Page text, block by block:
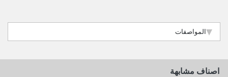
المواصفات
اصناف مشابهة